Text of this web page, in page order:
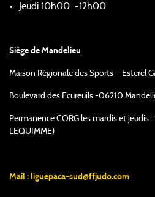
Jeudi 10h00 -12h00.
Siège de Mandelieu
Maison Régionale des Sports – Esterel
Boulevard des Ecureuils -06210
Permanence CORG les mardis et jeudis
LEQUIMME)
Mail : liguepaca-sud@ffjudo.com